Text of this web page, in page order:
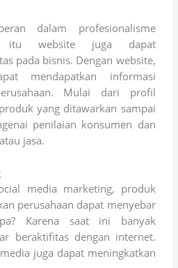
dalam profesionalisme
itu website juga dapat
pada bisnis. Dengan website,
mendapatkan informasi
Mulai dari profil
yang ditawarkan sampai
penilaian konsumen dan
jasa.
media marketing, produk
perusahaan dapat menyebar
Karena saat ini banyak
beraktifitas dengan internet.
juga dapat meningkatkan